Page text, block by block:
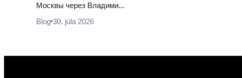
Москвы через Владими...
Blog 30. júla 2026